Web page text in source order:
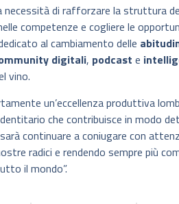
di rafforzare la struttura
competenze e cogliere le
al cambiamento delle
digitali, podcast e
vino.
un’eccellenza produttiva
che contribuisce in modo
continuare a coniugare con
radici e rendendo sempre più
il mondo”.